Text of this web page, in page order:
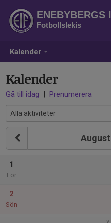
Kalender
ENEBYBERGS
Fotbollslekis
Kalender
Gå till idag | Prenumerera
1
Lör
2
Sön